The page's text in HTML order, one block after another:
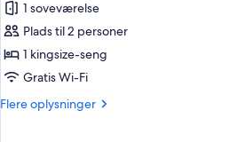
af
Classic-
værelse
-
kingsize-
1 soveværelse
Plads til 2 personer
1 kingsize-seng
Gratis Wi-Fi
Flere oplysninger
Flere